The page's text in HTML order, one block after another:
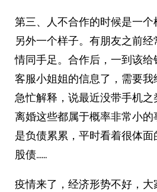
第三、人不合作的时候是一
另外一个样子。有朋友之前经
情同手足。合作后，一到该
客服小姐姐的信息了，需要
急忙解释，说最近没带手机之
离婚这些都属于概率非常小
是负债累累，平时看着很体
股债……
疫情来了，经济形势不好，